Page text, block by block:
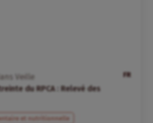
FR
Veille
du RPCA : Relevé des
et nutritionnelle